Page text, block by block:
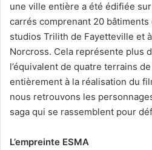
une ville entière a été édifiée
carrés comprenant 20
studios Trilith de Fayetteville et
Norcross. Cela représente plus
l’équivalent de quatre terrains
entièrement à la réalisation du
nous retrouvons les
saga qui se rassemblent pour
L’empreinte ESMA